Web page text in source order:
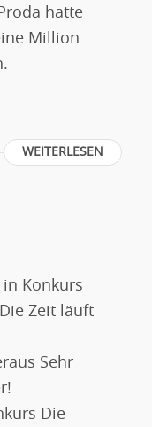
hatte
Million
WEITERLESEN
in Konkurs
Zeit läuft
Sehr
Die